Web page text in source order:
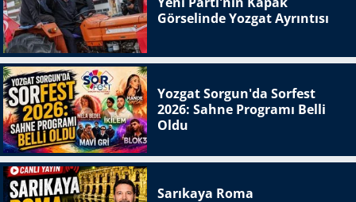
Görselinde Yozgat Ayrıntısı
Yozgat Sorgun'da Sorfest
2026: Sahne Programı Belli
Oldu
Sarıkaya Roma